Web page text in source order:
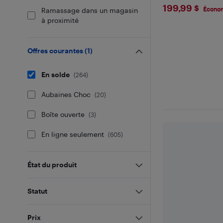
$199.99
199,99 $
Ramassage dans un magasin
à proximité
Offres courantes (1)
En solde (264)
Aubaines Choc (20)
Boîte ouverte (3)
En ligne seulement (605)
État du produit
Statut
Prix